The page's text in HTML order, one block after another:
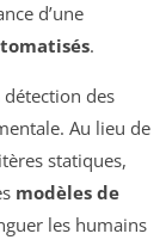
d’une
.
des
Au lieu de
statiques,
modèles de
les humains